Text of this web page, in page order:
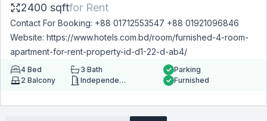
2400 sqftfor Rent
Contact For Booking: +88 01712553547 +88 01921096846
Website: https://www.hotels.com.bd/room/furnished-4-room-
apartment-for-rent-property-id-d1-22-d-ab4/
4 Bed 3 Bath
2 Balcony Independent House/Building
Parking
Furnished